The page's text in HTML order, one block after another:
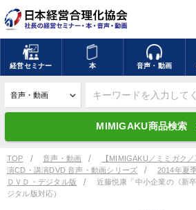
経営セミナー 本 音声・動画
MIMIGAKU商品検索
キーワードを入力して探す
デジタル版対応のみ検索結果に表示
search 上記の条件で
TOP 音声・動画
【MIMIGAKU／ミミガク
演CD・講演DVD 音声・動画シリーズ
2014年夏
ＤＶＤ・デジタル版
近藤悦康「中小企業の《新
ジタル版対応）